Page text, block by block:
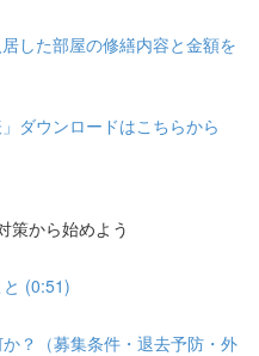
した部屋の修繕内容と金額を
ダウンロードはこちらから
策から始めよう
(0:51)
？（募集条件・退去予防・外